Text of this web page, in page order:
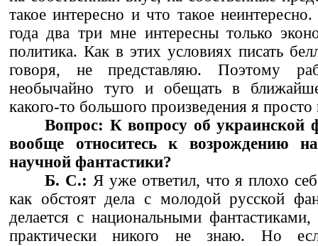
такое интересно и что такое
года два три мне интересны только
политика. Как в этих условиях писать
говоря, не представляю. Поэтому
необычайно туго и обещать в
какого-то большого произведения я просто
Вопрос: К вопросу об украинской
вообще относитесь к возрождению
научной фантастики?
Б. С.: Я уже ответил, что я плохо
как обстоят дела с молодой русской
делается с национальными
практически никого не знаю. Но